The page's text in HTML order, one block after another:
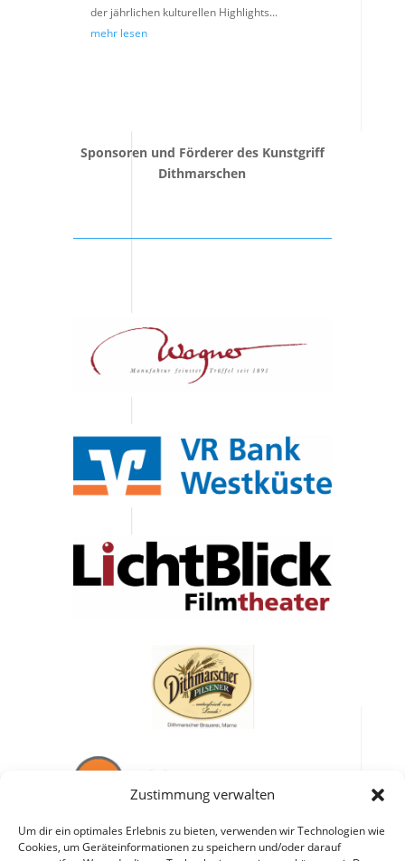
Zustimmung verwalten
Um dir ein optimales Erlebnis zu bieten, verwenden wir Technologien wie
Cookies, um Geräteinformationen zu speichern und/oder darauf
der jährlichen kulturellen Highlights...
mehr lesen
Sponsoren und Förderer des Kunstgriff
Dithmarschen